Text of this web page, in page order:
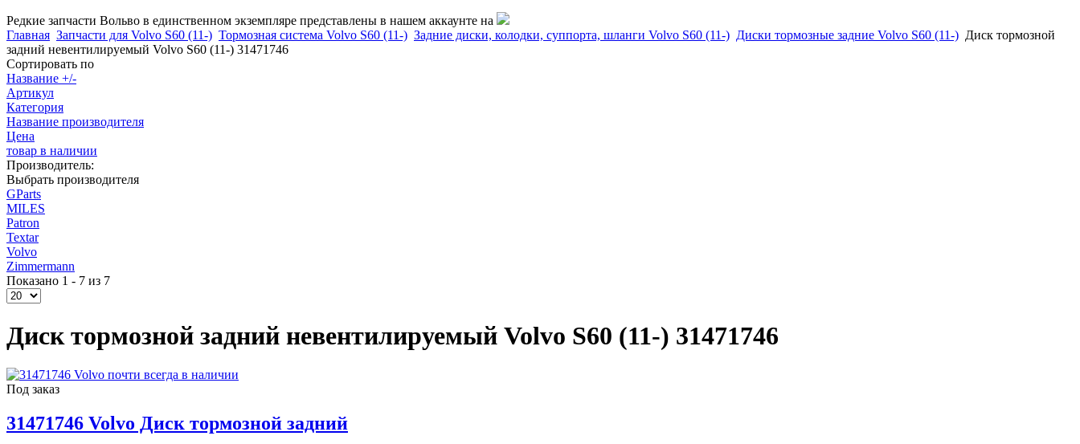
Редкие запчасти Вольво в единственном экземпляре представлены в нашем аккаунте на
Главная Запчасти для Volvo S60 (11-) Тормозная система Volvo S60 (11-) Задние диски, колодки, суппорта, шланги Volvo S60 (11-) Диски тормозные задние Volvo S60 (11-) Диск тормозной
задний невентилируемый Volvo S60 (11-) 31471746
Сортировать по
Название +/-
Артикул
Категория
Название производителя
Цена
товар в наличии
Производитель:
Выбрать производителя
GParts
MILES
Patron
Textar
Volvo
Zimmermann
Показано 1 - 7 из 7
Диск тормозной задний невентилируемый Volvo S60 (11-) 31471746
Под заказ
31471746 Volvo Диск тормозной задний